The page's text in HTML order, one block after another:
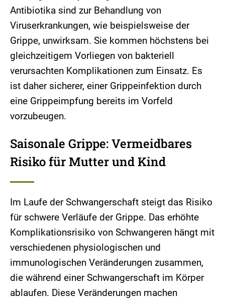
Antibiotika sind zur Behandlung von
Viruserkrankungen, wie beispielsweise der
Grippe, unwirksam. Sie kommen höchstens bei
gleichzeitigem Vorliegen von bakteriell
verursachten Komplikationen zum Einsatz. Es
ist daher sicherer, einer Grippeinfektion durch
eine Grippeimpfung bereits im Vorfeld
vorzubeugen.
Saisonale Grippe: Vermeidbares
Risiko für Mutter und Kind
Im Laufe der Schwangerschaft steigt das Risiko
für schwere Verläufe der Grippe. Das erhöhte
Komplikationsrisiko von Schwangeren hängt mit
verschiedenen physiologischen und
immunologischen Veränderungen zusammen,
die während einer Schwangerschaft im Körper
ablaufen. Diese Veränderungen machen